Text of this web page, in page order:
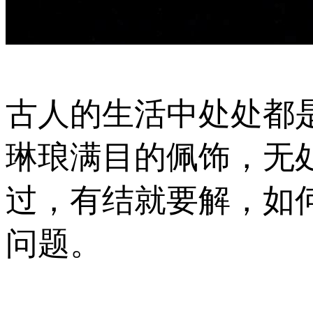
古人的生活中处处都
琳琅满目的佩饰，无
过，有结就要解，如
问题。